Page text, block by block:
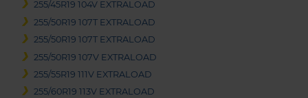
255/45R19 104V EXTRALOAD
255/50R19 107T EXTRALOAD
255/50R19 107T EXTRALOAD
255/50R19 107V EXTRALOAD
255/55R19 111V EXTRALOAD
255/60R19 113V EXTRALOAD